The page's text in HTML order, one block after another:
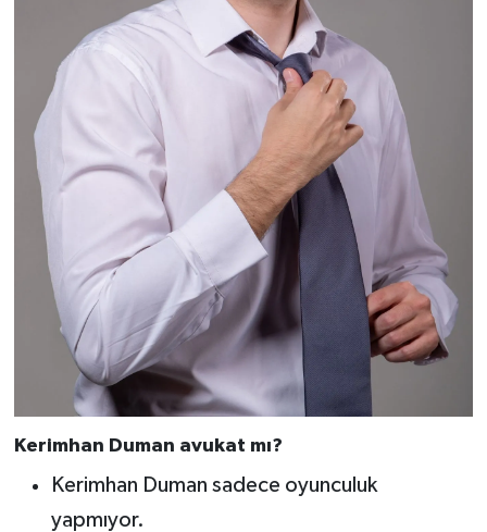
Kerimhan Duman avukat mı?
Kerimhan Duman sadece oyunculuk
yapmıyor.